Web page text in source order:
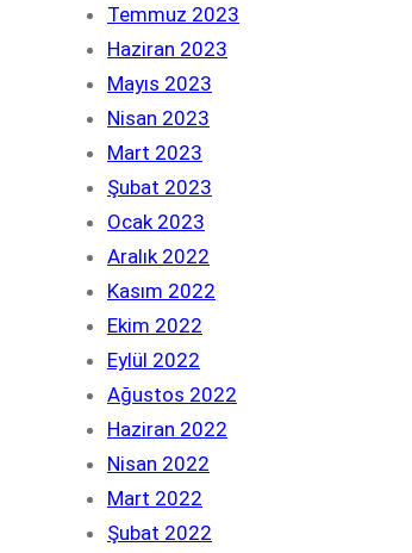
Temmuz 2023
Haziran 2023
Mayıs 2023
Nisan 2023
Mart 2023
Şubat 2023
Ocak 2023
Aralık 2022
Kasım 2022
Ekim 2022
Eylül 2022
Ağustos 2022
Haziran 2022
Nisan 2022
Mart 2022
Şubat 2022